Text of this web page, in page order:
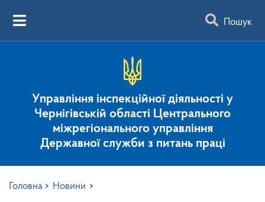
Пошук
Управління інспекційної діяльності у
Чернігівській області Центрального
міжрегіонального управління
Державної служби з питань праці
Головна > Новини >